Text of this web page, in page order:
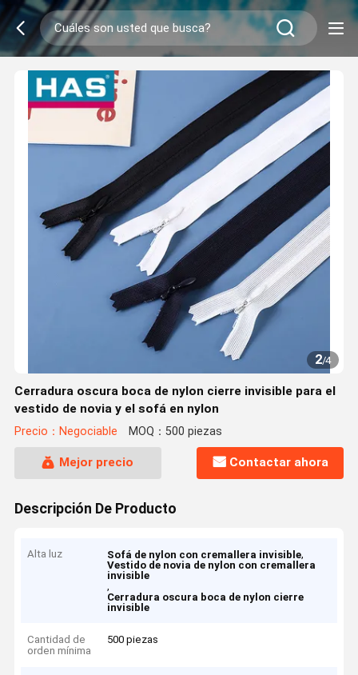
2/4
Cerradura oscura boca de nylon cierre invisible para el
vestido de novia y el sofá en nylon
Precio：Negociable MOQ：500 piezas
Mejor precio Contactar ahora
Descripción De Producto
Alta luz Sofá de nylon con cremallera invisible,
Vestido de novia de nylon con cremallera
invisible
,
Cerradura oscura boca de nylon cierre
invisible
Cantidad de
orden mínima
500 piezas